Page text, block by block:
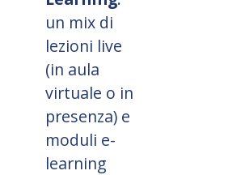
un mix di
lezioni live
(in aula
virtuale o in
presenza) e
moduli e-
learning